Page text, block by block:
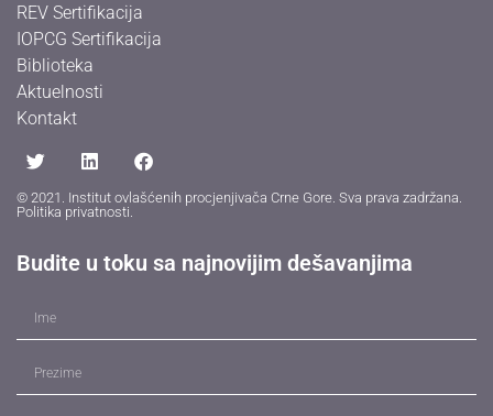
REV Sertifikacija
IOPCG Sertifikacija
Biblioteka
Aktuelnosti
Kontakt
© 2021. Institut ovlašćenih procjenjivača Crne Gore. Sva prava zadržana.
Politika privatnosti.
Budite u toku sa najnovijim dešavanjima